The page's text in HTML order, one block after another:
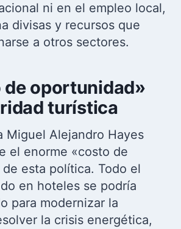
ni en el empleo local,
divisas y recursos que
a otros sectores.
de oportunidad»
turística
Miguel Alejandro Hayes
el enorme «costo de
esta política. Todo el
en hoteles se podría
para modernizar la
la crisis energética,